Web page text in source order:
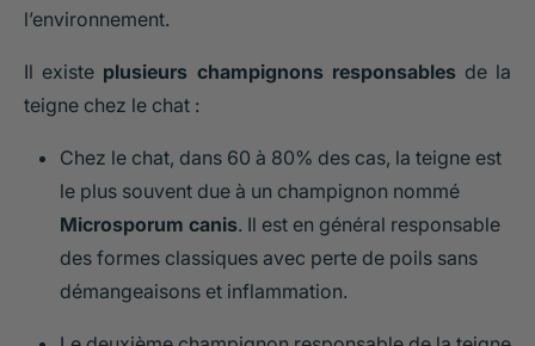
l’environnement.
Il existe plusieurs champignons responsablesde la
teigne chez le chat :
Chez le chat, dans 60 à 80% des cas, la teigne est
le plus souvent due à un champignon nommé
Microsporum canis. Il est en général responsable
des formes classiques avec perte de poils sans
démangeaisons et inflammation.